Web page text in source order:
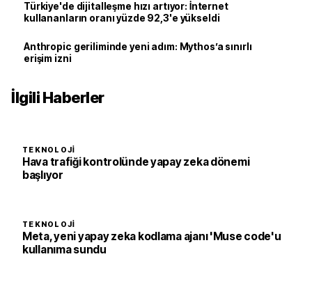
Türkiye'de dijitalleşme hızı artıyor: İnternet
kullananların oranı yüzde 92,3'e yükseldi
Anthropic geriliminde yeni adım: Mythos’a sınırlı
erişim izni
İlgili Haberler
TEKNOLOJI
Hava trafiği kontrolünde yapay zeka dönemi
başlıyor
TEKNOLOJI
Meta, yeni yapay zeka kodlama ajanı 'Muse code'u
kullanıma sundu